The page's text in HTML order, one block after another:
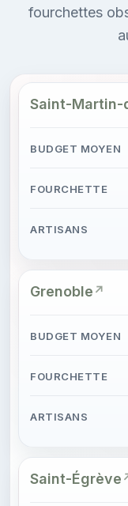
fourchettes
Saint-Martin-
Grenoble
Saint-Égrève